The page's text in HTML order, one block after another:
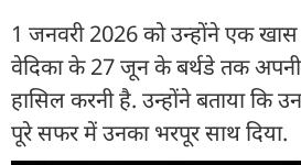
1 जनवरी 2026 को उन्होंने एक खास
वेदिका के 27 जून के बर्थडे तक
हासिल करनी है. उन्होंने बताया कि
पूरे सफर में उनका भरपूर साथ दिया.